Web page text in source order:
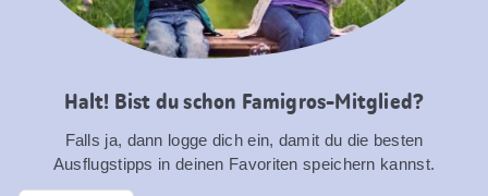
Halt! Bist du schon Famigros-Mitglied?
Falls ja, dann logge dich ein, damit du die besten
Ausflugstipps in deinen Favoriten speichern kannst.